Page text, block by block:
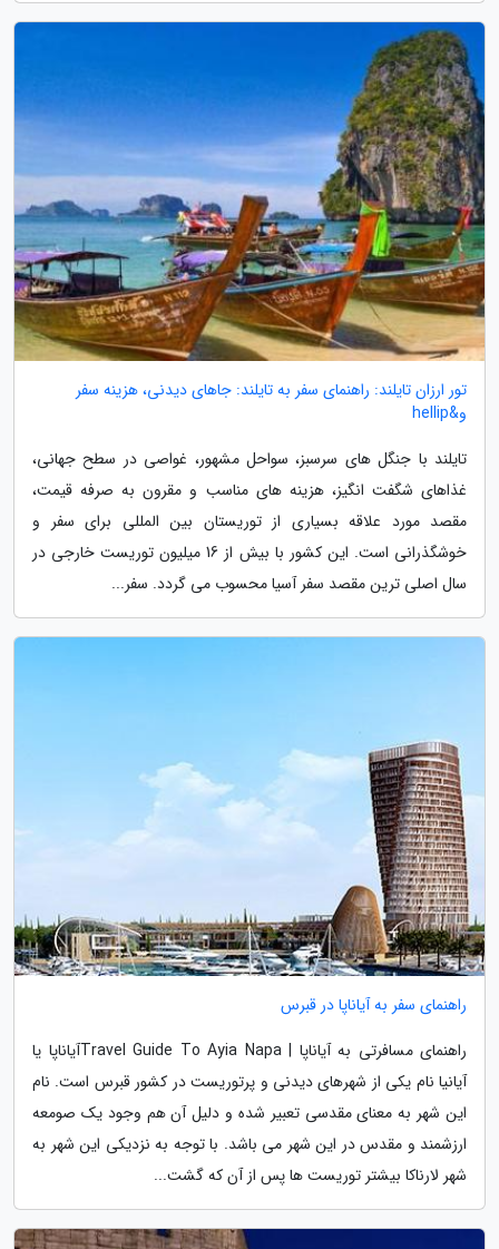
تور ارزان تایلند: راهنمای سفر به تایلند: جاهای دیدنی، هزینه سفر
و&hellip
تایلند با جنگل های سرسبز، سواحل مشهور، غواصی در سطح جهانی،
غذاهای شگفت انگیز، هزینه های مناسب و مقرون به صرفه قیمت،
مقصد مورد علاقه بسیاری از توریستان بین المللی برای سفر و
خوشگذرانی است. این کشور با بیش از 16 میلیون توریست خارجی در
سال اصلی ترین مقصد سفر آسیا محسوب می گردد. سفر...
راهنمای سفر به آیاناپا در قبرس
راهنمای مسافرتی به آیاناپا | Travel Guide To Ayia Napaآیاناپا یا
آیانیا نام یکی از شهرهای دیدنی و پرتوریست در کشور قبرس است. نام
این شهر به معنای مقدسی تعبیر شده و دلیل آن هم وجود یک صومعه
ارزشمند و مقدس در این شهر می باشد. با توجه به نزدیکی این شهر به
شهر لارناکا بیشتر توریست ها پس از آن که گشت...